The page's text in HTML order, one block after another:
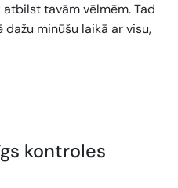
tavām vēlmēm. Tad
minūšu laikā ar visu,
kontroles